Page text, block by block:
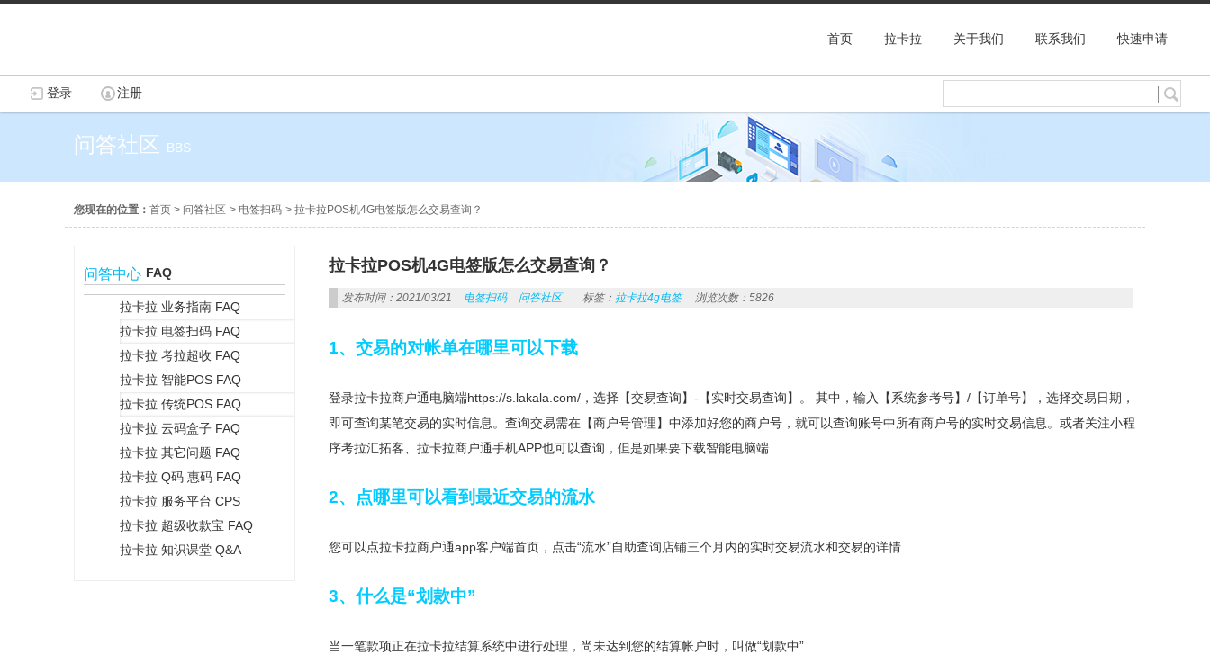
首页 拉卡拉 关于我们 联系我们 快速申请
登录 注册
问答社区 BBS
您现在的位置： 首页 > 问答社区 > 电签扫码 > 拉卡拉POS机4G电签版怎么交易查询？
问答中心 FAQ
拉卡拉 业务指南 FAQ
拉卡拉 电签扫码 FAQ
拉卡拉 考拉超收 FAQ
拉卡拉 智能POS FAQ
拉卡拉 传统POS FAQ
拉卡拉 云码盒子 FAQ
拉卡拉 其它问题 FAQ
拉卡拉 Q码 惠码 FAQ
拉卡拉 服务平台 CPS
拉卡拉 超级收款宝 FAQ
拉卡拉 知识课堂 Q&A
拉卡拉POS机4G电签版怎么交易查询？
发布时间：2021/03/21 电签扫码 问答社区 标签： 拉卡拉4g电签 浏览次数：5826
1、交易的对帐单在哪里可以下载
登录拉卡拉商户通电脑端https://s.lakala.com/，选择【交易查询】-【实时交易查询】。 其中，输入【系统参考号】/【订单号】，选择交易日期，
即可查询某笔交易的实时信息。查询交易需在【商户号管理】中添加好您的商户号，就可以查询账号中所有商户号的实时交易信息。或者关注小程
序考拉汇拓客、拉卡拉商户通手机APP也可以查询，但是如果要下载智能电脑端
2、点哪里可以看到最近交易的流水
您可以点拉卡拉商户通app客户端首页，点击“流水”自助查询店铺三个月内的实时交易流水和交易的详情
3、什么是“划款中”
当一笔款项正在拉卡拉结算系统中进行处理，尚未达到您的结算帐户时，叫做“划款中”